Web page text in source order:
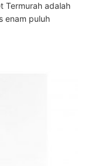
Termurah adalah
enam puluh